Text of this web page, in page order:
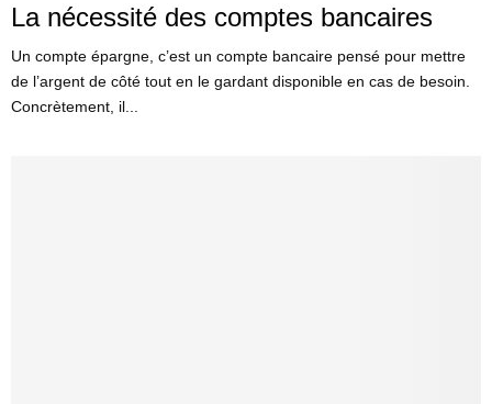
La nécessité des comptes bancaires
Un compte épargne, c’est un compte bancaire pensé pour mettre
de l’argent de côté tout en le gardant disponible en cas de besoin.
Concrètement, il...